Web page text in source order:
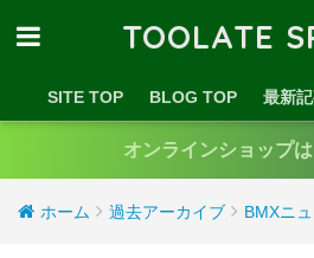
TOOLATE
SITE TOP BLOG TOP 最新
オンラインショップ
ホーム 過去アーカイブ BMXニ